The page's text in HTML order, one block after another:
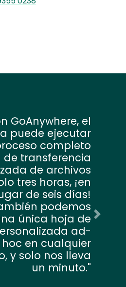
GoAnywhere, el
puede ejecutar
completo
de transferencia
de archivos
tres horas, ¡en
de seis días!
podemos
única hoja de
ad-
hoc en cualquier
y solo nos lleva
un minuto.
Next